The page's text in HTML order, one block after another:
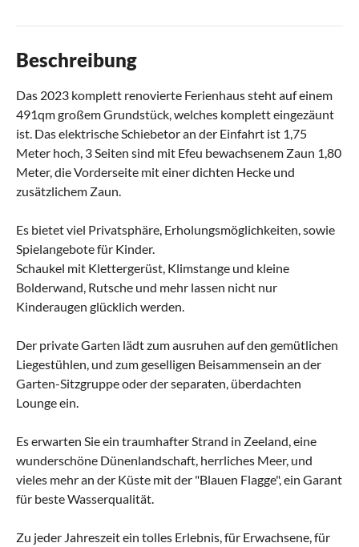
Beschreibung
Das 2023 komplett renovierte Ferienhaus steht auf einem
491qm großem Grundstück, welches komplett eingezäunt
ist. Das elektrische Schiebetor an der Einfahrt ist 1,75
Meter hoch, 3 Seiten sind mit Efeu bewachsenem Zaun 1,80
Meter, die Vorderseite mit einer dichten Hecke und
zusätzlichem Zaun.
Es bietet viel Privatsphäre, Erholungsmöglichkeiten, sowie
Spielangebote für Kinder.
Schaukel mit Klettergerüst, Klimstange und kleine
Bolderwand, Rutsche und mehr lassen nicht nur
Kinderaugen glücklich werden.
Der private Garten lädt zum ausruhen auf den gemütlichen
Liegestühlen, und zum geselligen Beisammensein an der
Garten-Sitzgruppe oder der separaten, überdachten
Lounge ein.
Es erwarten Sie ein traumhafter Strand in Zeeland, eine
wunderschöne Dünenlandschaft, herrliches Meer, und
vieles mehr an der Küste mit der "Blauen Flagge", ein Garant
für beste Wasserqualität.
Zu jeder Jahreszeit ein tolles Erlebnis, für Erwachsene, für